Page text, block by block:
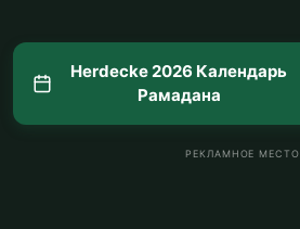
Herdecke 2026 Календарь
Рамадана
РЕКЛАМНОЕ МЕСТО